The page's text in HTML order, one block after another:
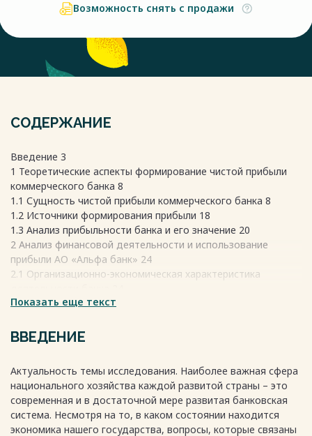
Возможность снять с продажи
СОДЕРЖАНИЕ
Введение 3
1 Теоретические аспекты формирование чистой прибыли
коммерческого банка 8
1.1 Сущность чистой прибыли коммерческого банка 8
1.2 Источники формирования прибыли 18
1.3 Анализ прибыльности банка и его значение 20
2 Анализ финансовой деятельности и использование
прибыли АО «Альфа банк» 24
2.1 Организационно-экономическая характеристика
2.2 Анализ финансовой деятельности банка 26
3 Пути повышение прибыли коммерческого банка 45
3.1 Формирование стратегии, ориентированной на
Банк» 45
3.2 Рекомендации по росту доходности деятельности АО
«Альфа-Банк» 49
Заключение 57
Показать еще текст
ВВЕДЕНИЕ
Актуальность темы исследования. Наиболее важная сфера
национального хозяйства каждой развитой страны – это
современная и в достаточной мере развитая банковская
система. Несмотря на то, в каком состоянии находится
экономика нашего государства, вопросы, которые связаны